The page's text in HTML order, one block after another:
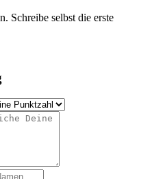
Schreibe selbst die erste